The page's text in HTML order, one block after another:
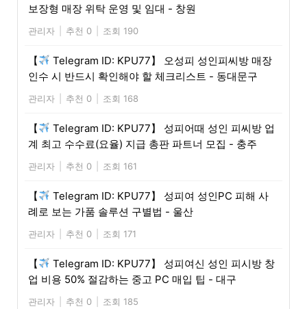
보장형 매장 위탁 운영 및 임대 - 창원
관리자 추천 0 조회 190
【
Telegram ID: KPU77】 오성피 성인피씨방 매장
인수 시 반드시 확인해야 할 체크리스트 - 동대문구
관리자 추천 0 조회 168
【
Telegram ID: KPU77】 성피어때 성인 피씨방 업
계 최고 수수료(요율) 지급 총판 파트너 모집 - 충주
관리자 추천 0 조회 161
【
Telegram ID: KPU77】 성피여 성인PC 피해 사
례로 보는 가품 솔루션 구별법 - 울산
관리자 추천 0 조회 171
【
Telegram ID: KPU77】 성피여신 성인 피시방 창
업 비용 50% 절감하는 중고 PC 매입 팁 - 대구
관리자 추천 0 조회 185